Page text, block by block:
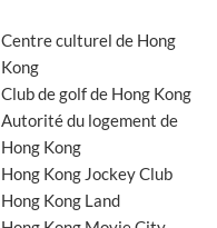
Centre culturel de Hong
Kong
Club de golf de Hong Kong
Autorité du logement de
Hong Kong
Hong Kong Jockey Club
Hong Kong Land